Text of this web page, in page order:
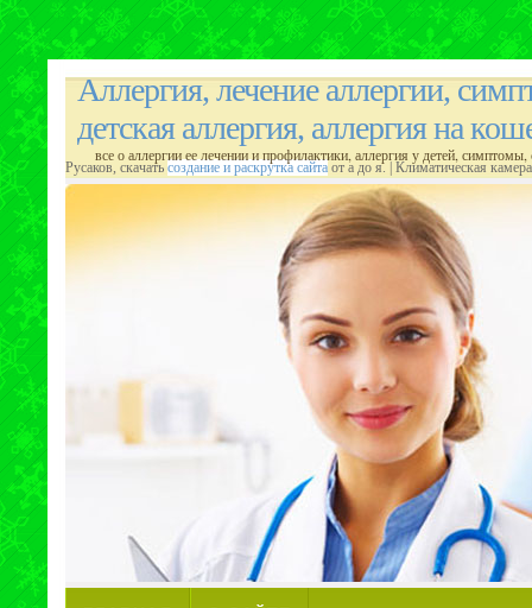
Аллергия, лечение аллергии,
детская аллергия, аллергия на
все о аллергии ее лечении и профилактики, аллергия у детей, симптомы,
Русаков, скачать создание и раскрутка сайта от а до я. | Климатическая